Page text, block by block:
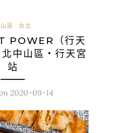
區 台北
POWER（行天
中山區・行天宮
站
2020-09-14